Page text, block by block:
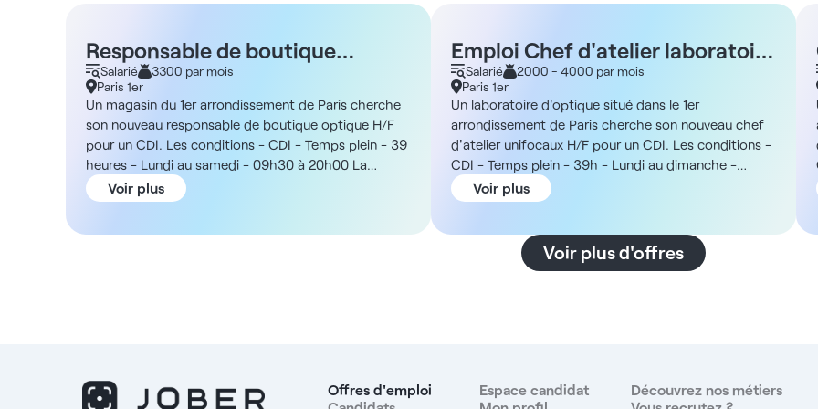
Responsable de boutique
optique H/F - Paris 1er
Salarié
3300 par mois
Paris 1er
Un magasin du 1er arrondissement de Paris cherche
son nouveau responsable de boutique optique H/F
pour un CDI. Les conditions - CDI - Temps plein - 39
heures - Lundi au samedi - 09h30 à 20h00 La
structure Vous intégrerez une enseigne d'optique
orientée accessibilité, rapidité de prise en charge et
mensuel - Primes variables pouvant atteindre 2100€
brut/mois Les missions - Manager une équipe
Voir plus
Emploi Chef d'atelier laboratoire
unifocaux H/F - Paris 1er
Salarié
2000 - 4000 par mois
Paris 1er
Un laboratoire d'optique situé dans le 1er
arrondissement de Paris cherche son nouveau chef
d'atelier unifocaux H/F pour un CDI. Les conditions -
CDI - Temps plein - 39h - Lundi au dimanche -
09h30 à 20h00 La structure Vous rejoindrez un
laboratoire d'optique situé en plein cœur de Paris,
par les transports en commun. Il s'agit d'un site de
référence en Europe, capable de fabriquer entre 400
opérationnel stimulant, avec des perspectives
d'évolution et un fonctionnement très orienté terrain.
Voir plus
Voir plus d'offres
Offres d'emploi
Espace candidat
Découvrez nos métiers